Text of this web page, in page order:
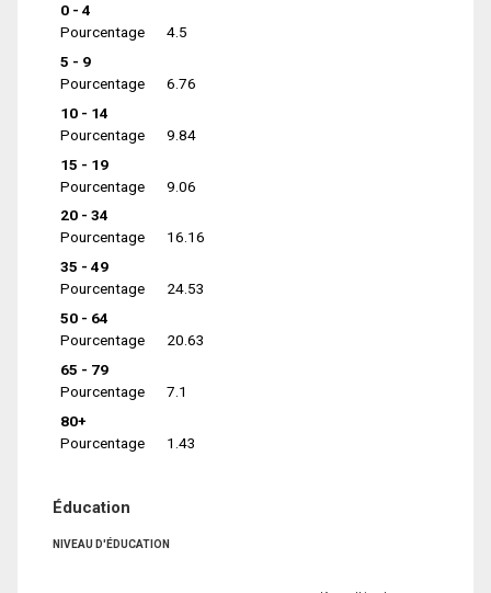
0 - 4
Pourcentage
4.5
5 - 9
Pourcentage
6.76
10 - 14
Pourcentage
9.84
15 - 19
Pourcentage
9.06
20 - 34
Pourcentage
16.16
35 - 49
Pourcentage
24.53
50 - 64
Pourcentage
20.63
65 - 79
Pourcentage
7.1
80+
Pourcentage
1.43
Éducation
NIVEAU D'ÉDUCATION